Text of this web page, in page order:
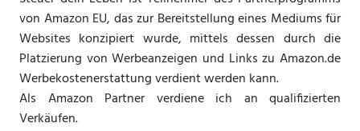
von Amazon EU, das zur Bereitstellung eines Mediums für
Websites konzipiert wurde, mittels dessen durch die
Platzierung von Werbeanzeigen und Links zu Amazon.de
Werbekostenerstattung verdient werden kann.
Als Amazon Partner verdiene ich an qualifizierten
Verkäufen.